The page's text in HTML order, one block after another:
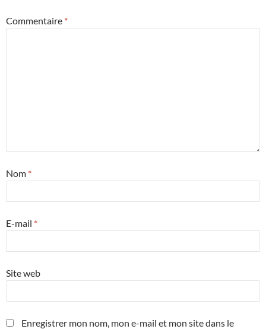
Commentaire *
Nom *
E-mail *
Site web
Enregistrer mon nom, mon e-mail et mon site dans le